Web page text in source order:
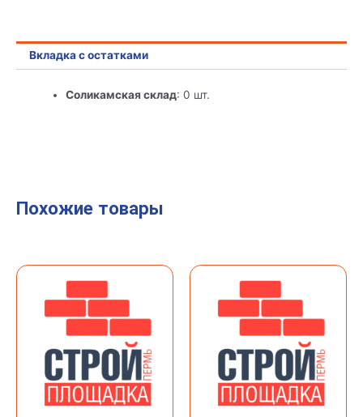
Вкладка с остатками
Соликамская склад: 0 шт.
Похожие товары